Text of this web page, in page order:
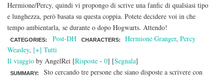
Hermione/Percy, quindi vi propongo di scrive una fanfic di qualsiasi tipo
e lunghezza, però basata su questa coppia. Potete decidere voi in che
tempo ambientarla, se durante o dopo Hogwarts. Attendo!
CATEGORIES: Post-DH CHARACTERS: Hermione Granger,Percy
Weasley, [+] Tutti
Il viaggio by AngelRei [Risposte - 0] [Segnala]
SUMMARY:
Sto cercando tre persone che siano disposte a scrivere con